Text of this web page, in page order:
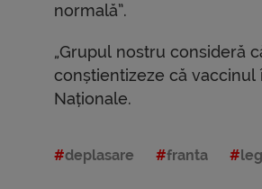
normală”.
„Grupul nostru consideră
conștientizeze că vaccinul
Naționale.
deplasare franta